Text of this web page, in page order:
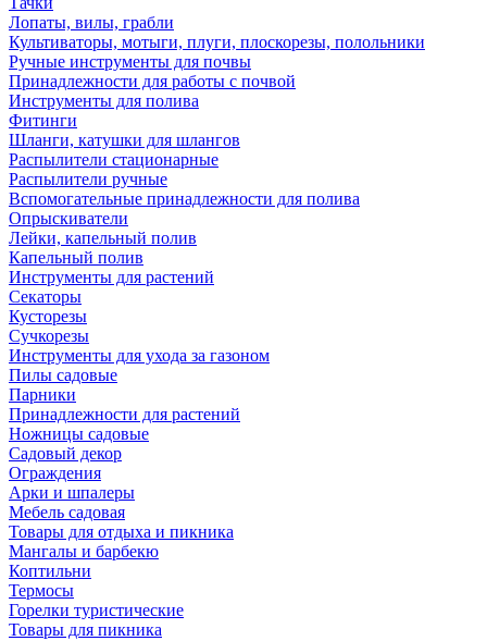
Лопаты, вилы, грабли
Культиваторы, мотыги, плуги, плоскорезы, полольники
Ручные инструменты для почвы
Принадлежности для работы с почвой
Инструменты для полива
Фитинги
Шланги, катушки для шлангов
Распылители стационарные
Распылители ручные
Вспомогательные принадлежности для полива
Опрыскиватели
Лейки, капельный полив
Капельный полив
Инструменты для растений
Секаторы
Кусторезы
Сучкорезы
Инструменты для ухода за газоном
Пилы садовые
Парники
Принадлежности для растений
Ножницы садовые
Садовый декор
Ограждения
Арки и шпалеры
Мебель садовая
Товары для отдыха и пикника
Мангалы и барбекю
Коптильни
Термосы
Горелки туристические
Товары для пикника